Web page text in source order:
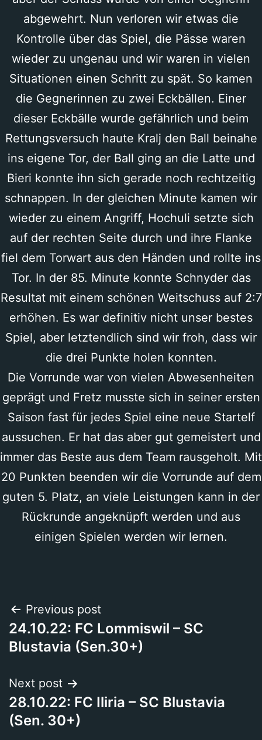
abgewehrt. Nun verloren wir etwas die
Kontrolle über das Spiel, die Pässe waren
wieder zu ungenau und wir waren in vielen
Situationen einen Schritt zu spät. So kamen
die Gegnerinnen zu zwei Eckbällen. Einer
dieser Eckbälle wurde gefährlich und beim
Rettungsversuch haute Kralj den Ball beinahe
ins eigene Tor, der Ball ging an die Latte und
Bieri konnte ihn sich gerade noch rechtzeitig
schnappen. In der gleichen Minute kamen wir
wieder zu einem Angriff, Hochuli setzte sich
auf der rechten Seite durch und ihre Flanke
fiel dem Torwart aus den Händen und rollte ins
Tor. In der 85. Minute konnte Schnyder das
Resultat mit einem schönen Weitschuss auf 2:7
erhöhen. Es war definitiv nicht unser bestes
Spiel, aber letztendlich sind wir froh, dass wir
die drei Punkte holen konnten.
Die Vorrunde war von vielen Abwesenheiten
geprägt und Fretz musste sich in seiner ersten
Saison fast für jedes Spiel eine neue Startelf
aussuchen. Er hat das aber gut gemeistert und
immer das Beste aus dem Team rausgeholt. Mit
20 Punkten beenden wir die Vorrunde auf dem
guten 5. Platz, an viele Leistungen kann in der
Rückrunde angeknüpft werden und aus
einigen Spielen werden wir lernen.
Beitragsnavigation
Previous post
24.10.22: FC Lommiswil – SC
Blustavia (Sen.30+)
Next post
28.10.22: FC Iliria – SC Blustavia
(Sen. 30+)